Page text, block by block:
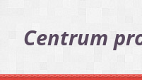
Centrum